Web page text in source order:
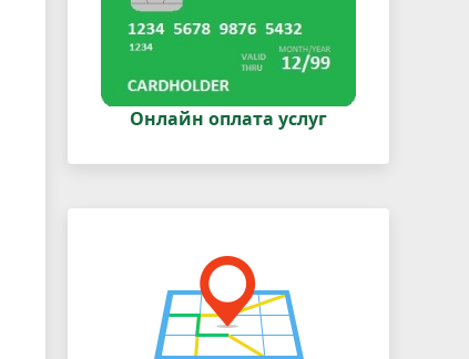
Онлайн оплата услуг